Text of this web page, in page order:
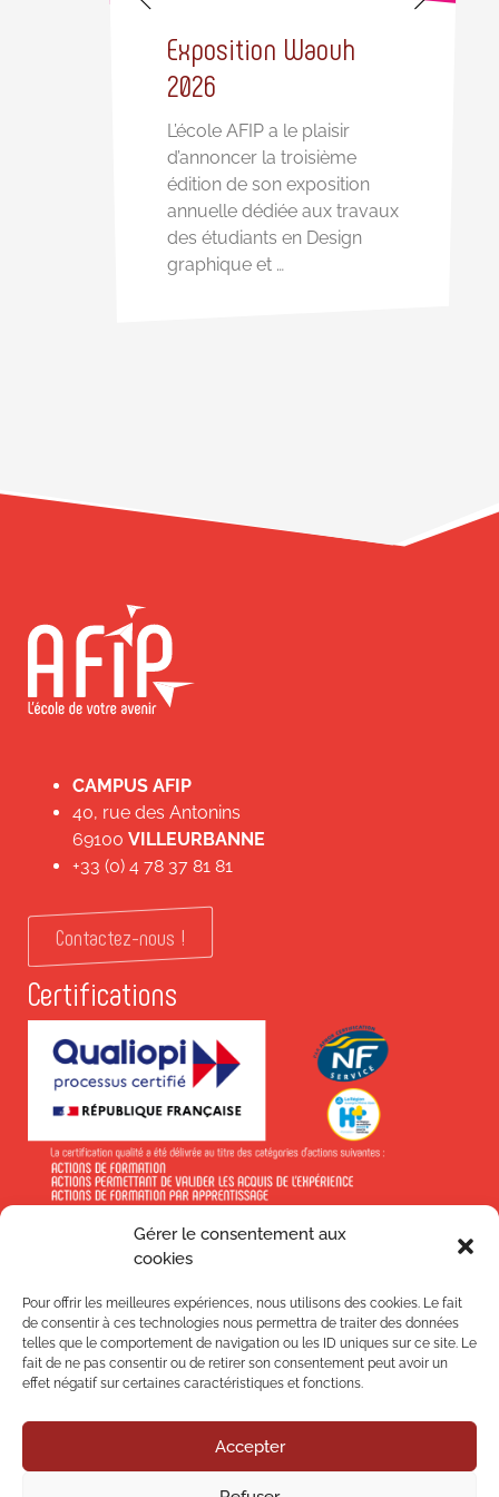
Gérer le consentement aux
cookies
Pour offrir les meilleures expériences, nous utilisons des cookies. Le fait
de consentir à ces technologies nous permettra de traiter des données
telles que le comportement de navigation ou les ID uniques sur ce site. Le
fait de ne pas consentir ou de retirer son consentement peut avoir un
effet négatif sur certaines caractéristiques et fonctions.
Accepter
Exposition Waouh
2026
L’école AFIP a le plaisir
d’annoncer la troisième
édition de son exposition
annuelle dédiée aux travaux
des étudiants en Design
graphique et …
CAMPUS AFIP
40, rue des Antonins
69100 VILLEURBANNE
+33 (0) 4 78 37 81 81
Contactez-nous !
Certifications
En savoir +
Suivez-nous !